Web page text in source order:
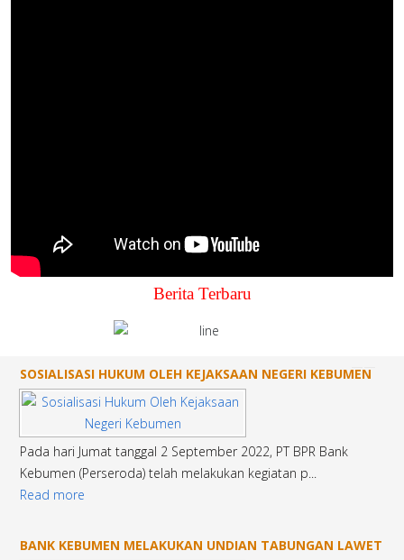
Berita Terbaru
1
SOSIALISASI HUKUM OLEH KEJAKSAAN NEGERI KEBUMEN
Pada hari Jumat tanggal 2 September 2022, PT BPR Bank
Kebumen (Perseroda) telah melakukan kegiatan p...
Read more
BANK KEBUMEN MELAKUKAN UNDIAN TABUNGAN LAWET